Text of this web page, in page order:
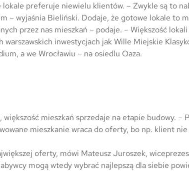
preferuje niewielu klientów. – Zwykle są to
– wyjaśnia Bieliński. Dodaje, że gotowe lokale to
przez nas mieszkań – podaje. – Większość
inwestycjach jak Wille Miejskie
a we Wrocławiu – na osiedlu Oaza.
mieszkań sprzedaje na etapie budowy. –
mieszkanie wraca do oferty, bo np. klient
oferty, mówi Mateusz Juroszek,
mogą wtedy wybrać najlepszą dla siebie